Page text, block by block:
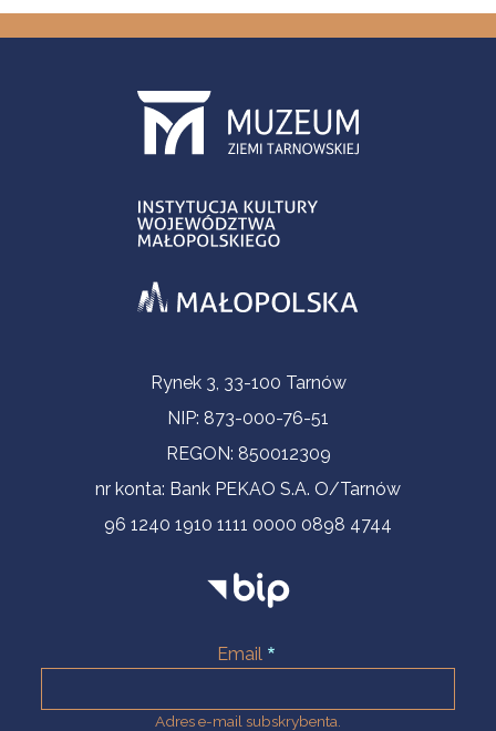
Informacje kontaktoweRynek 3, 33-100 Tarnów
NIP: 873-000-76-51
REGON: 850012309
nr konta: Bank PEKAO S.A. O/Tarnów
96 1240 1910 1111 0000 0898 4744
Email
Adres e-mail subskrybenta.